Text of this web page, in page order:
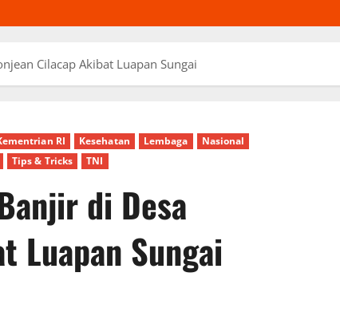
Cilacap Akibat Luapan Sungai
RI Kesehatan Lembaga
Nasional
Tips & Tricks TNI
di Desa
Luapan Sungai